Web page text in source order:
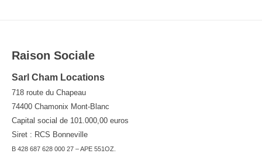
Raison Sociale
Sarl Cham Locations
718 route du Chapeau
74400 Chamonix Mont-Blanc
Capital social de 101.000,00 euros
Siret : RCS Bonneville
B 428 687 628 000 27 – APE 551OZ.